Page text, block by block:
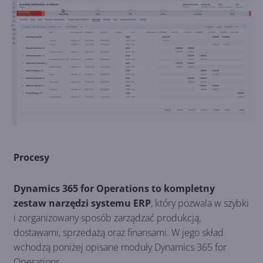
Procesy
Dynamics 365 for Operations to kompletny
zestaw narzędzi systemu ERP, który pozwala w szybki
i zorganizowany sposób zarządzać produkcją,
dostawami, sprzedażą oraz finansami. W jego skład
wchodzą poniżej opisane moduły Dynamics 365 for